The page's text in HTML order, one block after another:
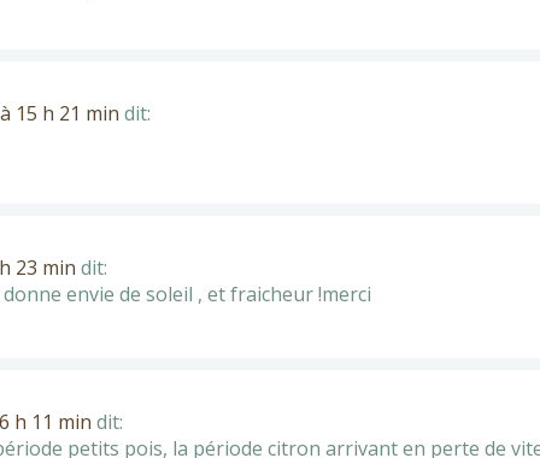
15 h 21 min dit:
23 min dit:
envie de soleil , et fraicheur !merci
h 11 min dit:
petits pois, la période citron arrivant en perte de